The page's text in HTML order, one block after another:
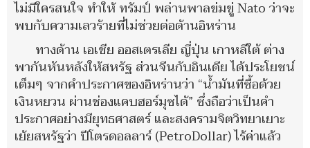
ไม่มีใครสนใจ ทำให้ ทรัมป์ พล่านพาลข่มขู่ Nato ว่าจะ
พบกับความเลวร้ายที่ไม่ช่วยต่อต้านอิหร่าน
ทางด้าน เอเชีย ออสเตรเลีย ญี่ปุ่น เกาหลีใต้ ต่าง
พากันหันหลังให้สหรัฐ ส่วนจีนกับอินเดีย ได้ประโยชน์
เต็มๆ จากคำประกาศของอิหร่านว่า “น้ำมันที่ซื้อด้วย
เงินหยวน ผ่านช่องแคบฮอร์มุซได้” ซึ่งถือว่าเป็นคำ
ประกาศอย่างมียุทธศาสตร์ และสงครามจิตวิทยาเยาะ
เย้ยสหรัฐว่า ปีโตรดอลลาร์ (PetroDollar) ไร้ค่าแล้ว